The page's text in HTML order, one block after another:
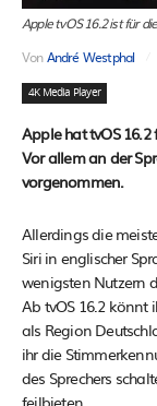
Apple tvOS 16.2 ist für
VonAndré Westphal
4K Media Player
Apple hat tvOS
Vor allem an der
vorgenommen.
Allerdings die
Siri in englischer
wenigsten Nutzern
Ab tvOS 16.2 könnt
als Region
ihr die
des Sprechers
feilbieten.